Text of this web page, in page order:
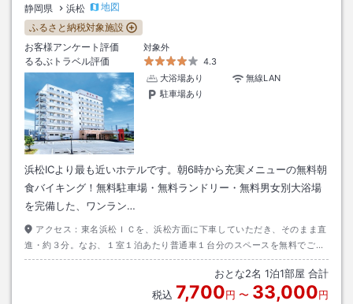
静岡県 浜松
地図
ふるさと納税対象施設
お客様アンケート評価
対象外
るるぶトラベル評価
4.3
大浴場あり
無線LAN
駐車場あり
浜松ICより最も近いホテルです。朝6時から充実メニューの無料朝
食バイキング！無料駐車場・無料ランドリー・無料男女別大浴場
を完備した、ワンラン…
アクセス： 東名浜松ＩＣを、浜松方面に下車していただき、そのまま直
進・約３分。なお、１室１泊あたり普通車１台分のスペースを無料でご利
用いただけます。中・大型車でお越しの場合は、お電話にてご連絡くださ
おとな2名 1泊1部屋 合計
税込 7,700円 〜 33,000円